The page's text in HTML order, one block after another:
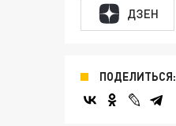
ДЗЕН
ПОДЕЛИТЬСЯ: